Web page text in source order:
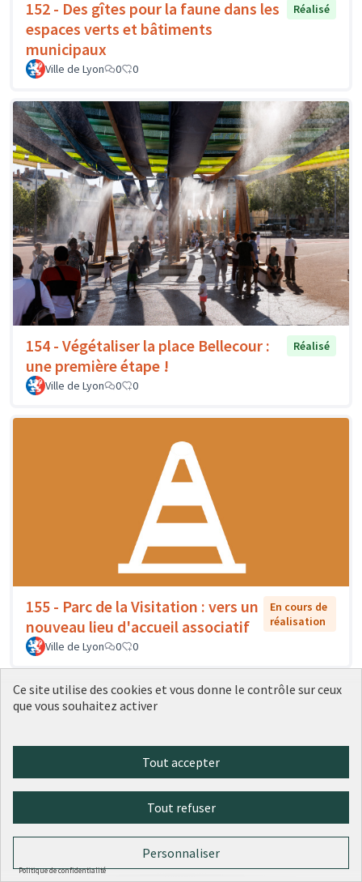
152 - Des gîtes pour la faune dans les
espaces verts et bâtiments
municipaux
Réalisé
Ville de Lyon 0 0
154 - Végétaliser la place Bellecour :
une première étape !
Réalisé
Ville de Lyon 0 0
155 - Parc de la Visitation : vers un
nouveau lieu d'accueil associatif
En cours de
réalisation
Ville de Lyon
0 0
156 - Des artistes dans l'école : un
En cours
Ce site utilise des cookies et vous donne le contrôle sur ceux
que vous souhaitez activer
Tout accepter
Tout refuser
Personnaliser
Politique de confidentialité